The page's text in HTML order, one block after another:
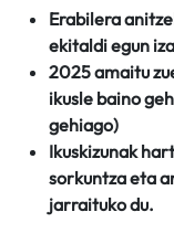
Erabilera
ekitaldi egun
2025 amaitu
ikusle baino
gehiago)
Ikuskizunak
sorkuntza eta
jarraituko du.